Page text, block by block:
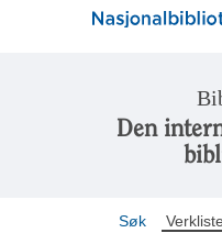
Den
Søk Verkliste